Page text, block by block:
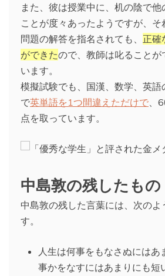
また、彼は授業中に、机の陰で他
ことが度々あったようですが、そ
問題の解答を指名されても、 正確
ができたので、教師は叱ることが
います。
模擬試験でも、国漢、数学、英
で英単語を1つ間違えただけで
点を取っています。
中島敦の残したもの
中島敦の残した言葉には、次のよ
す。
人生は何事をもなさぬにはあ
事かをなすにはあまりにも短